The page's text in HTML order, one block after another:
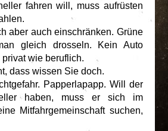
fahren will, muss aufrüsten
aber auch einschränken. Grüne
gleich drosseln. Kein Auto
wie beruflich.
dass wissen Sie doch.
Papperlapapp. Will der
haben, muss er sich im
Mitfahrgemeinschaft suchen,